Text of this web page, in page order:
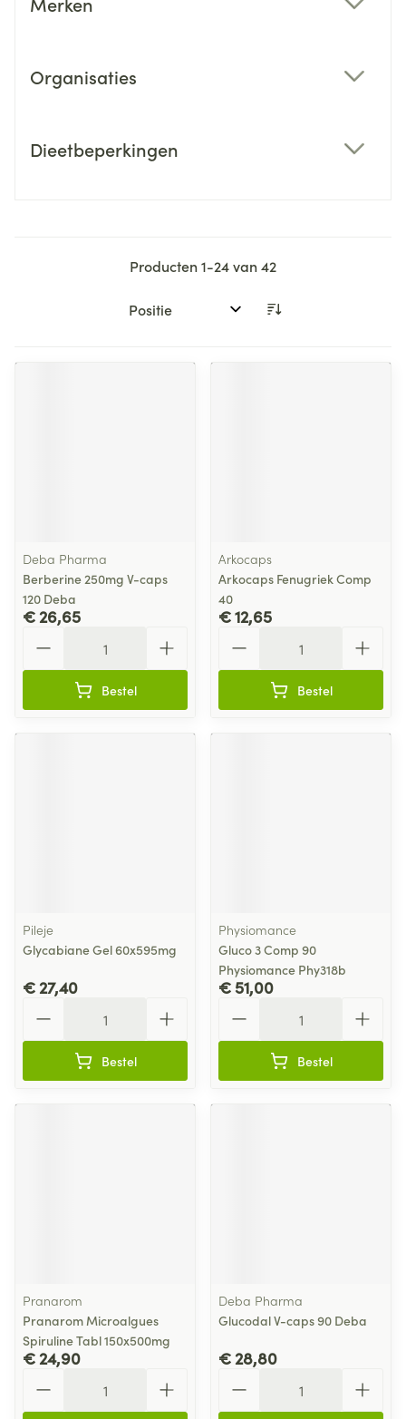
Organisaties
Dieetbeperkingen
Producten1-24van42
Sorteer op:
Deba Pharma
Berberine 250mg V-caps
120 Deba
€ 26,65
Bestel
Arkocaps
Arkocaps Fenugriek Comp
40
€ 12,65
Bestel
Pileje
Glycabiane Gel 60x595mg
€ 27,40
Bestel
Physiomance
Gluco 3 Comp 90
Physiomance Phy318b
€ 51,00
Bestel
Pranarom
Pranarom Microalgues
Spiruline Tabl 150x500mg
€ 24,90
Deba Pharma
Glucodal V-caps 90 Deba
€ 28,80